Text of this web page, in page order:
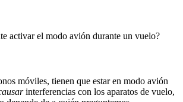
activar el modo avión durante un vuelo?
móviles, tienen que estar en modo avión
interferencias con los aparatos de vuelo,